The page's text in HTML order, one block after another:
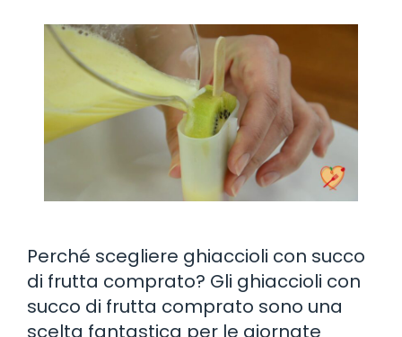
Perché scegliere ghiaccioli con succo
di frutta comprato? Gli ghiaccioli con
succo di frutta comprato sono una
scelta fantastica per le giornate